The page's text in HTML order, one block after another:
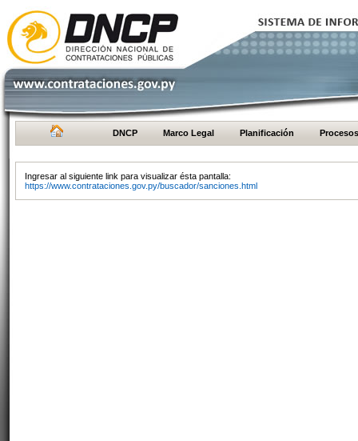
DNCP Marco Legal Planificación Procesos
Ingresar al siguiente link para visualizar ésta pantalla:
https://www.contrataciones.gov.py/buscador/sanciones.html